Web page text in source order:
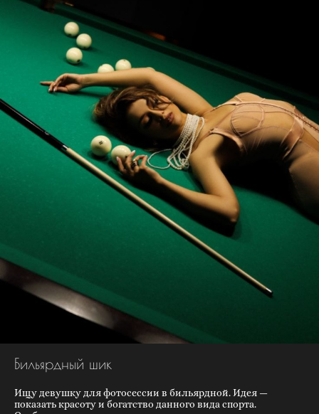
Бильярдный шик
Ищу девушку для фотосессии в бильярдной. Идея —
показать красоту и богатство данного вида спорта.